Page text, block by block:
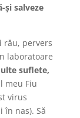
şi salveze
rău, pervers
laboratoare
suflete,
meu Fiu
virus
în nas). Să